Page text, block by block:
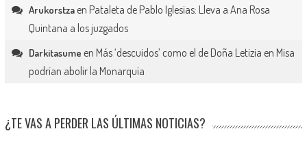
Arukorstzaen Pataleta de Pablo Iglesias: Lleva a Ana Rosa
Quintana a los juzgados
Darkitasume en Más ‘descuidos’ como el de Doña Letizia en Misa
podrían abolir la Monarquía
¿TE VAS A PERDER LAS ÚLTIMAS NOTICIAS?